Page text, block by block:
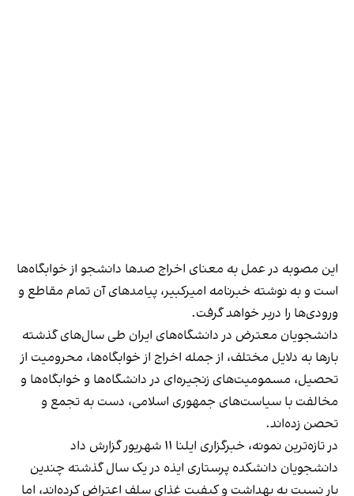
این مصوبه در عمل به معنای اخراج صدها دانشجو از خوابگاه‌ها
است و به نوشته خبرنامه امیرکبیر، پیامدهای آن تمام مقاطع و
ورودی‌ها را دربر خواهد گرفت.
دانشجویان معترض در دانشگاه‌های ایران طی سال‌های گذشته
بارها به دلایل مختلف، از جمله اخراج از خوابگاه‌ها، محرومیت از
تحصیل، مسمومیت‌های زنجیره‌ای در دانشگاه‌ها و خوابگاه‌ها و
مخالفت با سیاست‌های جمهوری اسلامی، دست به تجمع و
تحصن زده‌اند.
در تازه‌ترین نمونه، خبرگزاری ایلنا ۱۱ شهریور گزارش داد
دانشجویان دانشکده پرستاری ایذه در یک سال گذشته چندین
بار نسبت به بهداشت و کیفیت غذای سلف اعتراض کرده‌اند، اما